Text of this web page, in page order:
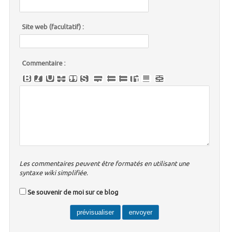
Site web (facultatif) :
Commentaire :
Les commentaires peuvent être formatés en utilisant une
syntaxe wiki simplifiée.
Se souvenir de moi sur ce blog